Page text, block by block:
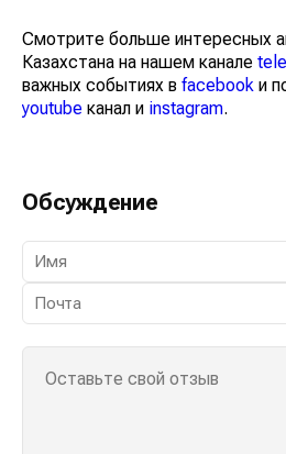
Смотрите больше интересных
Казахстана на нашем канале
важных событиях в facebook и
youtube канал и instagram.
Обсуждение